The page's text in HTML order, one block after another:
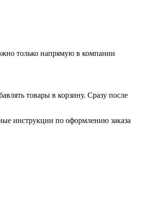
только напрямую в компании
товары в корзину. Сразу после
инструкции по оформлению заказа